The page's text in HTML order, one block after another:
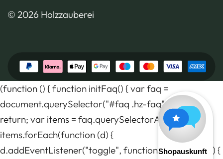
© 2026 Holzzauberei
(function () { function initFaq() { var faq =
document.querySelector("#faq .hz-faq"); if (!faq)
return; var items = faq.querySelectorAll("details");
items.forEach(function (d) {
d.addEventListener("toggle", function () { if (d.open) {